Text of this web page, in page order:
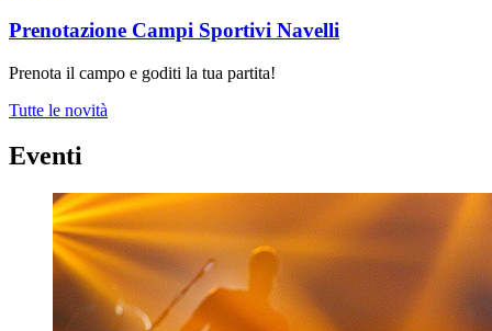
Prenotazione Campi Sportivi Navelli
Prenota il campo e goditi la tua partita!
Tutte le novità
Eventi